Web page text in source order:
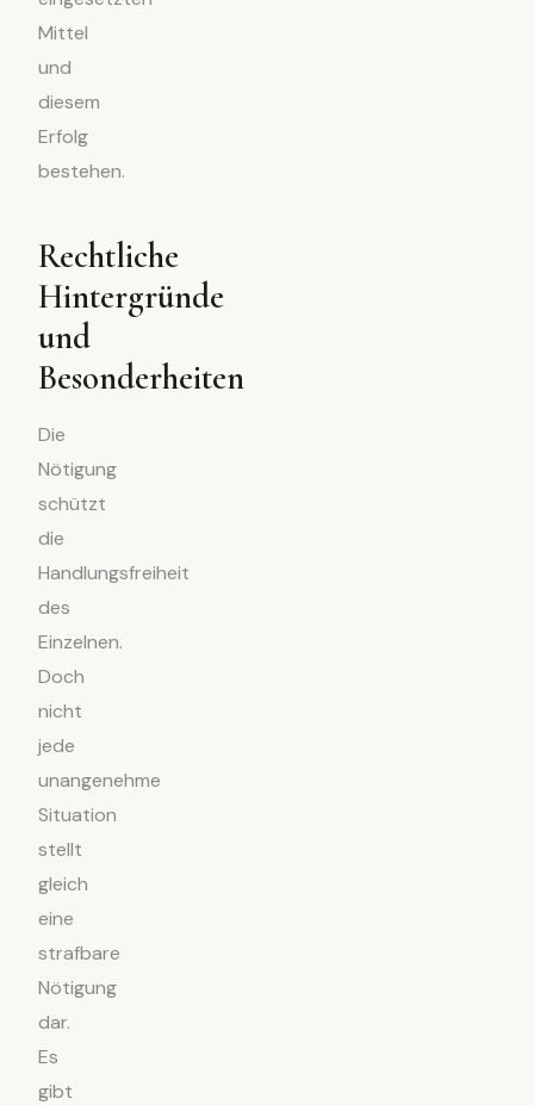
Mittel
und
diesem
Erfolg
bestehen.
Rechtliche
Hintergründe
und
Besonderheiten
Die
Nötigung
schützt
die
Handlungsfreiheit
des
Einzelnen.
Doch
nicht
jede
unangenehme
Situation
stellt
gleich
eine
strafbare
Nötigung
dar.
Es
gibt